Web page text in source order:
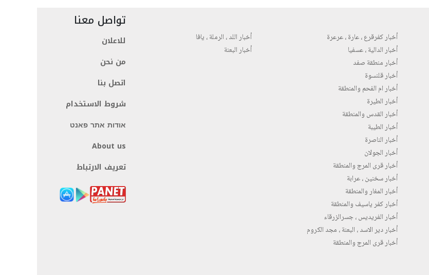
أخبار كفرقرع ، عارة ، عرعرة
أخبار الدالية ، عسفيا
أخبار منطقة صفد
أخبار قلنسوة
أخبار ام الفحم والمنطقة
أخبار الطيرة
أخبار القدس والمنطقة
أخبار الطيبة
أخبار الناصرة
أخبار الجولان
أخبار قرى المرج والمنطقة
أخبار سخنين ، عرابة
أخبار المغار والمنطقة
أخبار كفر ياسيف والمنطقة
أخبار الفريديس ، جسرالزرقاء
أخبار دير الاسد ، البعنة ، مجد الكروم
أخبار قرى المرج والمنطقة
أخبار اللد ، الرملة ، يافا
أخبار البعنة
تواصل معنا
للاعلان
من نحن
اتصل بنا
شروط الاستخدام
אודות אתר פאנט
About us
تعريف الارتباط